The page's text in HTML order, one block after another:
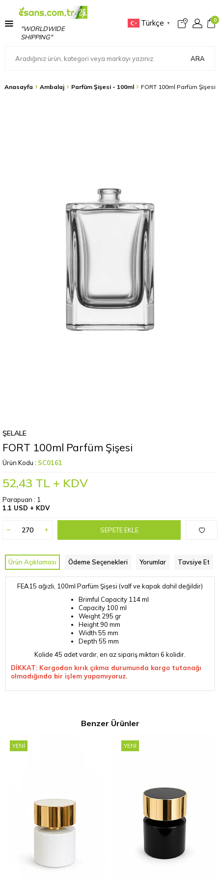
"WORLDWIDE
SHIPPING"
Türkçe ▼
0
ARA
Anasayfa Ambalaj Parfüm Şişesi - 100ml FORT 100ml Parfüm Şişesi
ŞELALE
FORT 100ml Parfüm Şişesi
Ürün Kodu : SC0161
52,43 TL + KDV
Parapuan : 1
1.1 USD + KDV
SEPETE EKLE
Ürün Açıklaması Ödeme Seçenekleri Yorumlar Tavsiye Et
FEA15 ağızlı, 100ml Parfüm Şişesi (valf ve kapak dahil değildir)
Brimful Capacity 114 ml
Capacity 100 ml
Weight 295 gr
Height 90 mm
Width 55 mm
Depth 55 mm
Kolide 45 adet vardır, en az sipariş miktarı 6 kolidir.
DİKKAT: Kargodan kırık çıkma durumunda kargo tutanağı
olmadığında bir işlem yapamıyoruz.
Benzer Ürünler
YENI YENI